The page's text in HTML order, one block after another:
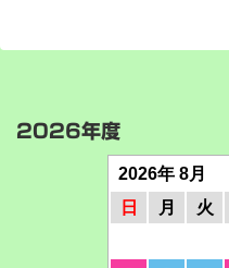
2026年度
2026年 8月
日
月 火